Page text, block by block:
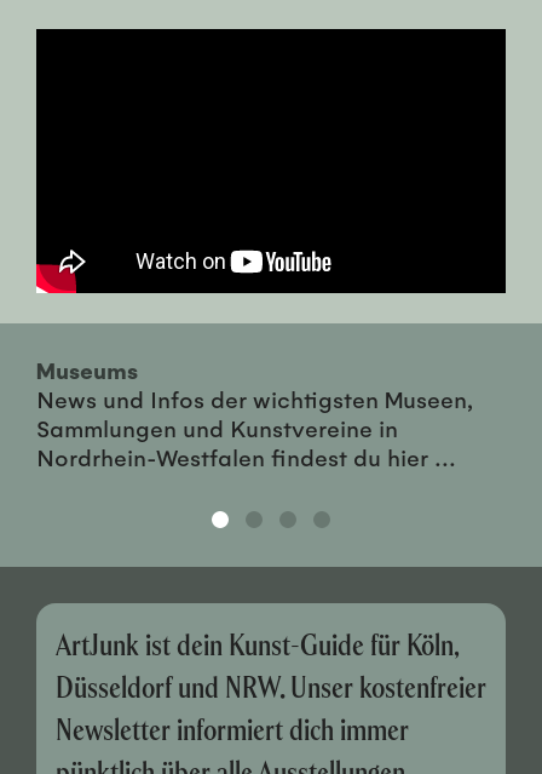
Museums
News und Infos der wichtigsten Museen,
Sammlungen und Kunstvereine in
Nordrhein-Westfalen findest du hier ...
ArtJunk ist dein Kunst-Guide für Köln,
Düsseldorf und NRW. Unser kostenfreier
Newsletter informiert dich immer